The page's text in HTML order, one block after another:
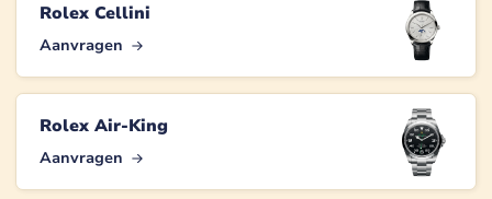
Rolex Cellini
Aanvragen
Rolex Air-King
Aanvragen